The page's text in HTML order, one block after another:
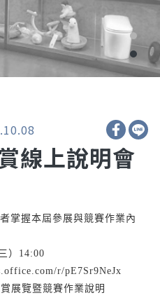
線上說明會
掌握本屆參展與競賽作業內
）14:00
r/pE7Sr9NeJx
展覽暨競賽作業說明